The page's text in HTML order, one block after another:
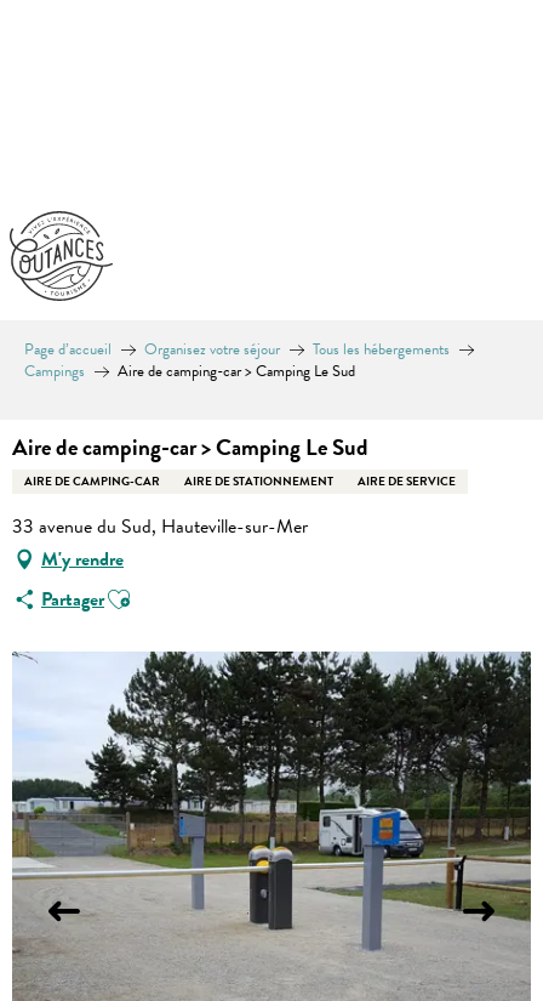
Page d’accueil Organisez votre séjour
Tous les hébergements
Campings
Aire de camping-car > Camping Le Sud
Aire de camping-car > Camping Le Sud
AIRE DE CAMPING-CAR AIRE DE STATIONNEMENT AIRE DE SERVICE
33 avenue du Sud, Hauteville-sur-Mer
M'y rendre
PartagerAjouter aux favoris